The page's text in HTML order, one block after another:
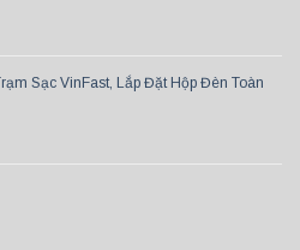
Sạc VinFast, Lắp Đặt Hộp Đèn Toàn